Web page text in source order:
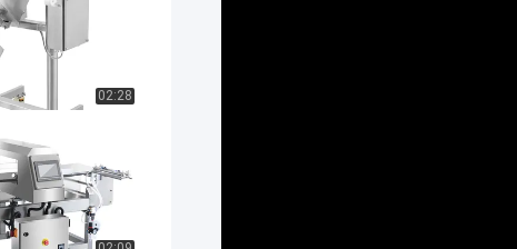
02:28